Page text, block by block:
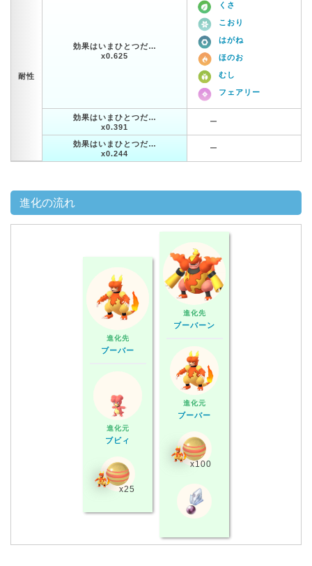
耐性
効果はいまひとつだ…
x0.625
くさ
こおり
はがね
ほのお
むし
フェアリー
効果はいまひとつだ…
x0.391
ー
効果はいまひとつだ…
x0.244
ー
進化の流れ
進化先
ブーバー
進化元
ブビィ
x25
進化先
ブーバーン
進化元
ブーバー
x100